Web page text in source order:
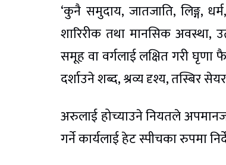
‘कुनै समुदाय, जातजाति, लिङ्ग,
शारिरीक तथा मानसिक अवस्था,
समूह वा वर्गलाई लक्षित गरी
दर्शाउने शब्द, श्रव्य दृश्य, तस्बिर
अरुलाई होच्याउने नियतले
गर्ने कार्यलाई हेट स्पीचका रुपमा